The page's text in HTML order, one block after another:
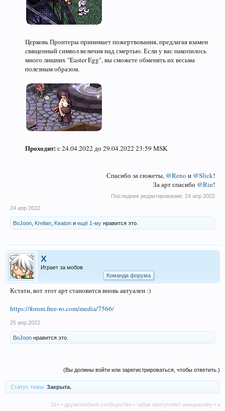
Церковь Пронтеры принимает пожертвования, предлагая взамен
священный символ величия над смертью. Если у вас накопилось
много лишних "Easter Egg", вы сможете обменять их весьма
полезным образом.
Проходит:с 24.04.2022 до 29.04.2022 23:59 MSK
Спасибо за сюжеты, @Renoи @Slick!
За арт спасибо @Rin!​
Последнее редактирование: 24 апр 2022
24 апр 2022
BoJoon Krelian Keaton и ещё 1-му нравится это.
X
Играет за мобов
Команда форума
Кстати, вот этот арт становится вновь актуален :)
https://forum.free-ro.com/media/7566/
25 апр 2022
BoJoon нравится это.
(Вы должны войти или зарегистрироваться, чтобы ответить.)
Статус темы: Закрыта.
16+ • дружелюбное сообщество • табак притупляет инициативу •